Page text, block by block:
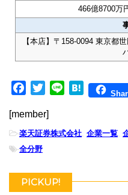
466億8700万
【本店】〒158-0094 東京都
c
e
b
o
k
i
t
r
e
H
e
[member]
-楽天証券株式会社, 企業一覧,
-全分野
PICKUP!